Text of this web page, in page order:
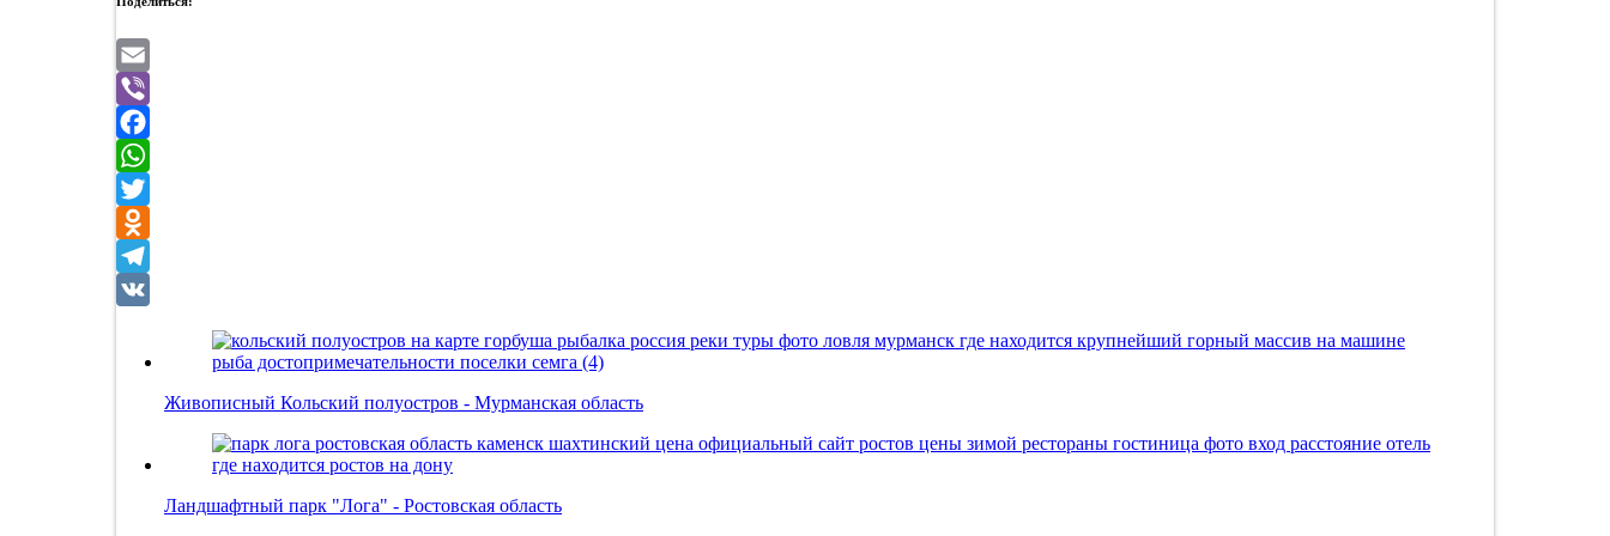
Email
Viber
Facebook
WhatsApp
Twitter
Odnoklassniki
Telegram
Живописный Кольский полуостров - Мурманская область
Ландшафтный парк "Лога" - Ростовская область